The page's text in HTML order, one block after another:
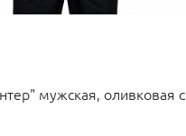
мужская, оливковая с